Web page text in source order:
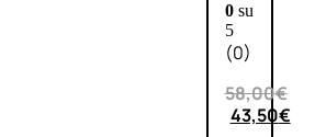
0su
5
(0)
58,00€
43,50€